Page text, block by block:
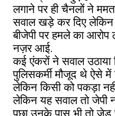
लगाने पर ही चैनलों ने
सवाल खड़े कर दिए लेकिन
बीजेपी पर हमले का आरोप
नज़र आई.
कई एंकरों ने सवाल उठाया
पुलिसकर्मी मौजूद थे ऐसे
लेकिन किसी को पकड़ा
लेकिन यह सवाल तो जेपी